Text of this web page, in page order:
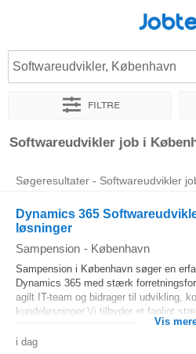
Softwareudvikler, København
Filtre
Sorter efter Præcist sted
Softwareudvikler job i
Søgeresultater - Softwareudvikler
Dynamics 365
løsninger
Sampension - København
Sampension i København søger en
Dynamics 365 med stærk
agilt IT-team og bidrager til udvikling,
kundeløsninger.Vi tilbyder et fagligt
Vis
i dag